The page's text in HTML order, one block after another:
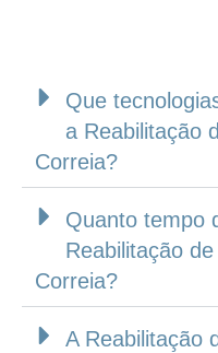
Que
a Reabilitação
Correia?
Quanto tempo
Reabilitação
Correia?
A Reabilitação